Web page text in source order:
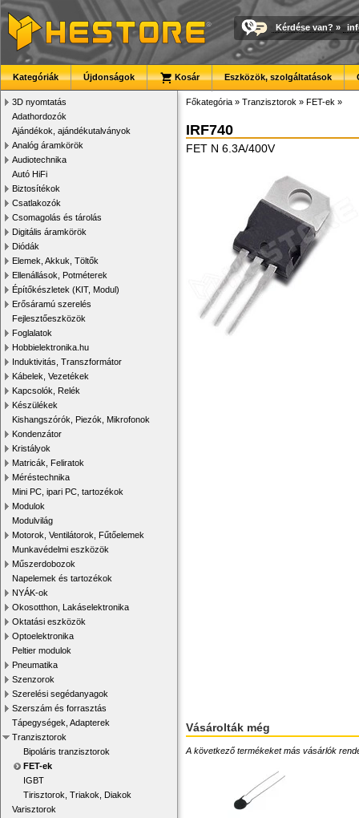
Kérdése van? »
Kategóriák Újdonságok Kosár Eszközök, szolgáltatások
3D nyomtatás
Adathordozók
Ajándékok, ajándékutalványok
Analóg áramkörök
Audiotechnika
Autó HiFi
Biztosítékok
Csatlakozók
Csomagolás és tárolás
Digitális áramkörök
Diódák
Elemek, Akkuk, Töltők
Ellenállások, Potméterek
Építőkészletek (KIT, Modul)
Erősáramú szerelés
Fejlesztőeszközök
Foglalatok
Hobbielektronika.hu
Induktivitás, Transzformátor
Kábelek, Vezetékek
Kapcsolók, Relék
Készülékek
Kishangszórók, Piezók, Mikrofonok
Kondenzátor
Kristályok
Matricák, Feliratok
Méréstechnika
Mini PC, ipari PC, tartozékok
Modulok
Modulvilág
Motorok, Ventilátorok, Fűtőelemek
Munkavédelmi eszközök
Műszerdobozok
Napelemek és tartozékok
NYÁK-ok
Okosotthon, Lakáselektronika
Oktatási eszközök
Optoelektronika
Peltier modulok
Pneumatika
Szenzorok
Szerelési segédanyagok
Szerszám és forrasztás
Tápegységek, Adapterek
Tranzisztorok
Bipoláris tranzisztorok
FET-ek
IGBT
Tirisztorok, Triakok, Diakok
Varisztorok
Főkategória » Tranzisztorok » FET-ek »
IRF740
FET N 6.3A/400V
Vásárolták még
A következő termékeket más vásárlók